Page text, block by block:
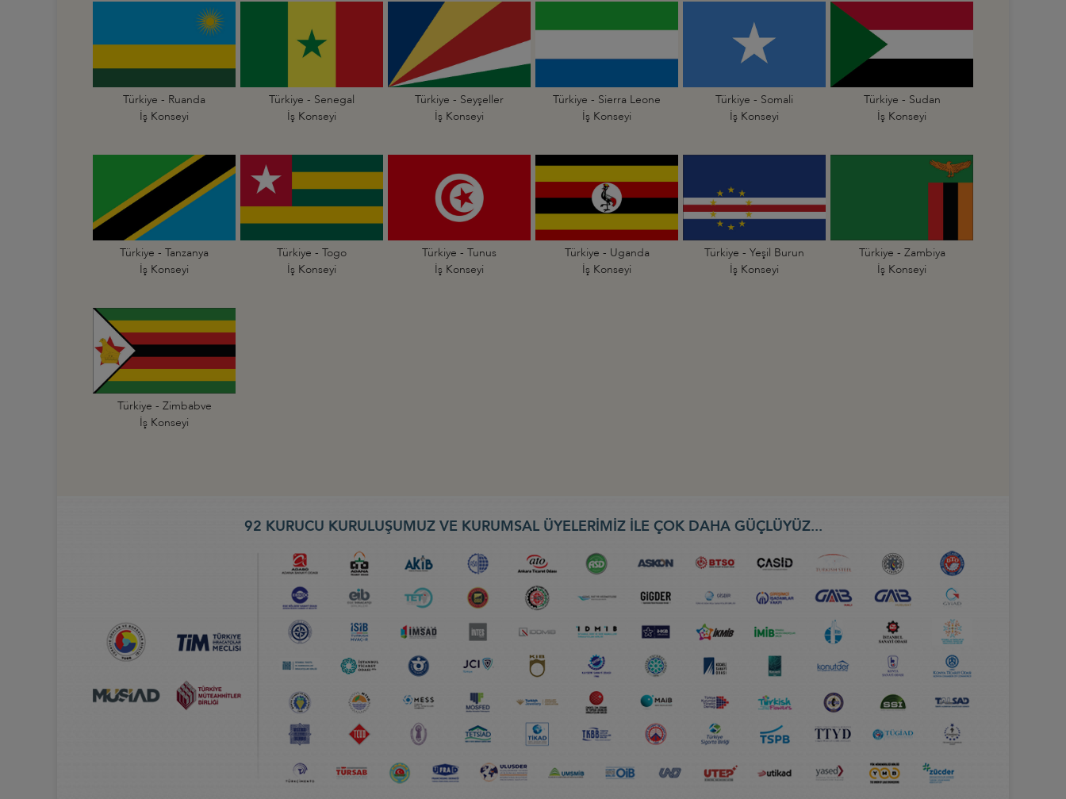
Türkiye - Ruanda
İş Konseyi
Türkiye - Senegal
İş Konseyi
Türkiye - Seyşeller
İş Konseyi
Türkiye - Sierra Leone
İş Konseyi
Türkiye - Somali
İş Konseyi
Türkiye - Sudan
İş Konseyi
Türkiye - Tanzanya
İş Konseyi
Türkiye - Togo
İş Konseyi
Türkiye - Tunus
İş Konseyi
Türkiye - Uganda
İş Konseyi
Türkiye - Yeşil Burun
İş Konseyi
Türkiye - Zambiya
İş Konseyi
Türkiye - Zimbabve
İş Konseyi
92 KURUCU KURULUŞUMUZ VE KURUMSAL ÜYELERİMİZ İLE ÇOK DAHA GÜÇLÜYÜZ...